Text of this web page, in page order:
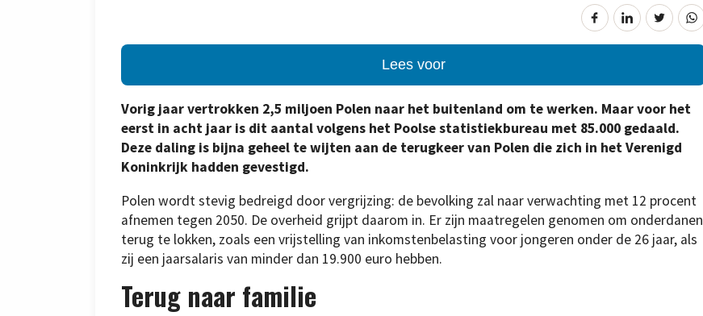
Lees voor
Vorig jaar vertrokken 2,5 miljoen Polen naar het buitenland om te werken. Maar voor het
eerst in acht jaar is dit aantal volgens het Poolse statistiekbureau met 85.000 gedaald.
Deze daling is bijna geheel te wijten aan de terugkeer van Polen die zich in het Verenigd
Koninkrijk hadden gevestigd.
Polen wordt stevig bedreigd door vergrijzing: de bevolking zal naar verwachting met 12 procent
afnemen tegen 2050. De overheid grijpt daarom in. Er zijn maatregelen genomen om onderdanen
terug te lokken, zoals een vrijstelling van inkomstenbelasting voor jongeren onder de 26 jaar, als
zij een jaarsalaris van minder dan 19.900 euro hebben.
Terug naar familie